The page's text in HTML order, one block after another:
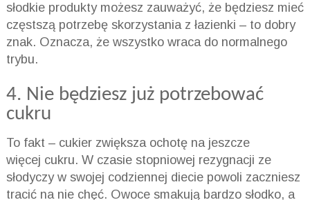
słodkie produkty możesz zauważyć, że będziesz mieć
częstszą potrzebę skorzystania z łazienki – to dobry
znak. Oznacza, że wszystko wraca do normalnego
trybu.
4. Nie będziesz już potrzebować
cukru
To fakt – cukier zwiększa ochotę na jeszcze
więcej cukru. W czasie stopniowej rezygnacji ze
słodyczy w swojej codziennej diecie powoli zaczniesz
tracić na nie chęć. Owoce smakują bardzo słodko, a